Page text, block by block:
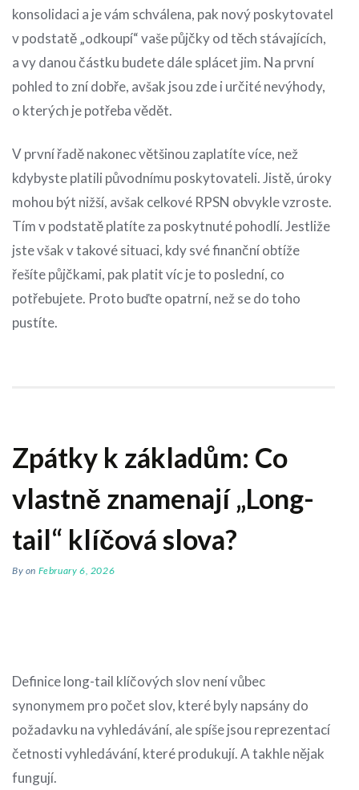
konsolidaci a je vám schválena, pak nový poskytovatel
v podstatě „odkoupí“ vaše půjčky od těch stávajících,
a vy danou částku budete dále splácet jim. Na první
pohled to zní dobře, avšak jsou zde i určité nevýhody,
o kterých je potřeba vědět.
V první řadě nakonec většinou zaplatíte více, než
kdybyste platili původnímu poskytovateli. Jistě, úroky
mohou být nižší, avšak celkové RPSN obvykle vzroste.
Tím v podstatě platíte za poskytnuté pohodlí. Jestliže
jste však v takové situaci, kdy své finanční obtíže
řešíte půjčkami, pak platit víc je to poslední, co
potřebujete. Proto buďte opatrní, než se do toho
pustíte.
Zpátky k základům: Co
vlastně znamenají „Long-
tail“ klíčová slova?
By on February 6, 2026
Definice long-tail klíčových slov není vůbec
synonymem pro počet slov, které byly napsány do
požadavku na vyhledávání, ale spíše jsou reprezentací
četnosti vyhledávání, které produkují. A takhle nějak
fungují.